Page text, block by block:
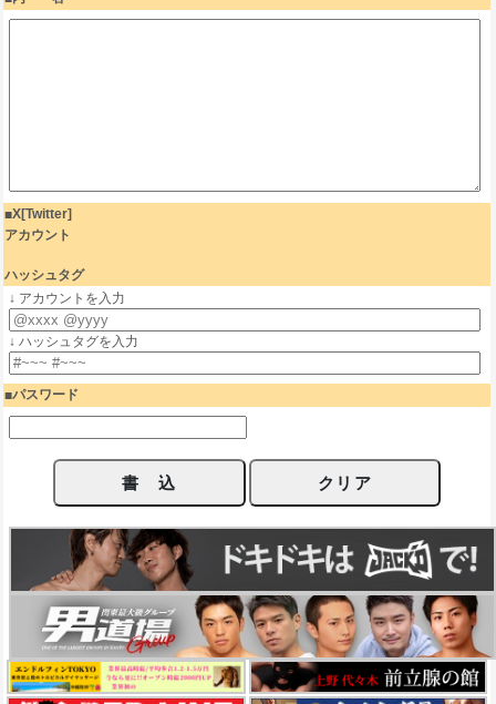
X[Twitter]
アカウント
ハッシュタグ
↓ アカウントを入力
↓ ハッシュタグを入力
パスワード